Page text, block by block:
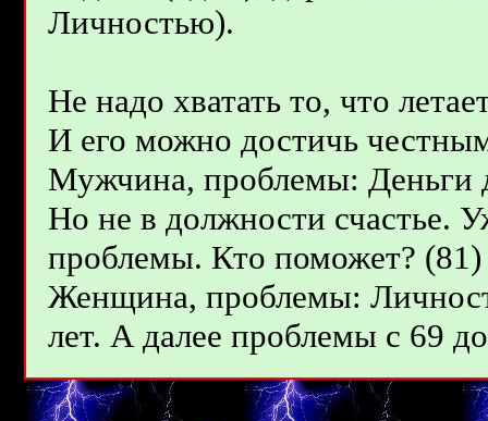
Личностью).
Не надо хватать то, что
И его можно достичь
Мужчина, проблемы: Деньги
Но не в должности счастье.
проблемы. Кто поможет? (81)
Женщина, проблемы:
лет. А далее проблемы с 69